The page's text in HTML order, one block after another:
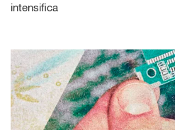
intensifica